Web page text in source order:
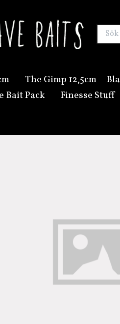
The Gimp 12,5cm
Bait Pack
Finesse Stuff